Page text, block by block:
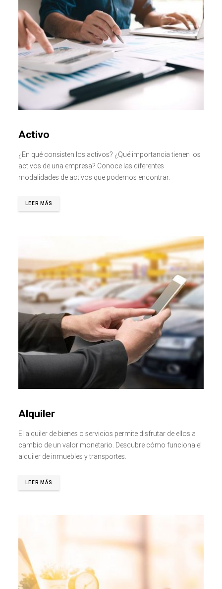
Activo
¿En qué consisten los activos? ¿Qué importancia tienen los
activos de una empresa? Conoce las diferentes
modalidades de activos que podemos encontrar.
LEER MÁS
Alquiler
El alquiler de bienes o servicios permite disfrutar de ellos a
cambio de un valor monetario. Descubre cómo funciona el
alquiler de inmuebles y transportes.
LEER MÁS